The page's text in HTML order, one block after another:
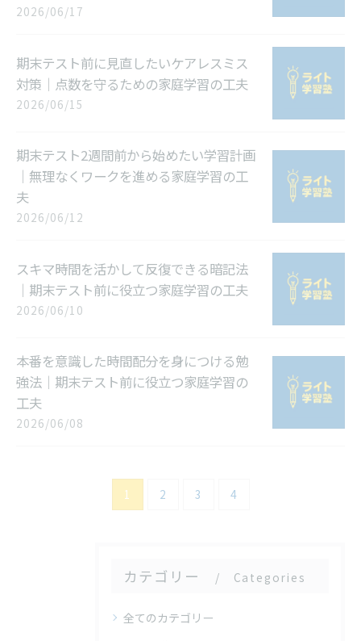
2026/06/17
期末テスト前に見直したいケアレスミス
対策｜点数を守るための家庭学習の工夫
2026/06/15
期末テスト2週間前から始めたい学習計画
｜無理なくワークを進める家庭学習の工
夫
2026/06/12
スキマ時間を活かして反復できる暗記法
｜期末テスト前に役立つ家庭学習の工夫
2026/06/10
本番を意識した時間配分を身につける勉
強法｜期末テスト前に役立つ家庭学習の
工夫
2026/06/08
1 2 3 4
カテゴリー Categories
全てのカテゴリー